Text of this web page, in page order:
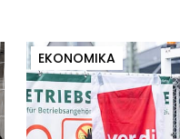
EKONOMIKA